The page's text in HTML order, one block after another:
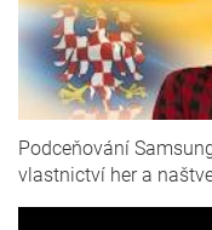
Podceňování
vlastnictví her a